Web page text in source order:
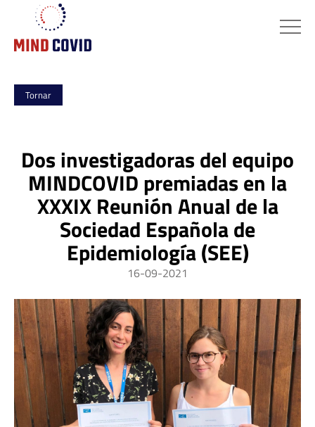
Tornar
Dos investigadoras del equipo
MINDCOVID premiadas en la
XXXIX Reunión Anual de la
Sociedad Española de
Epidemiología (SEE)
16-09-2021